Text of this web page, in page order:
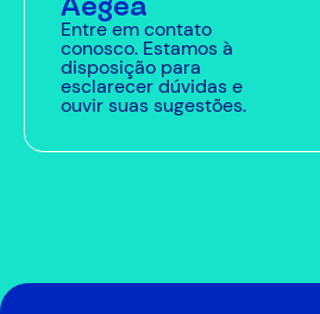
Entre em contato
conosco. Estamos à
disposição para
esclarecer dúvidas e
ouvir suas sugestões.